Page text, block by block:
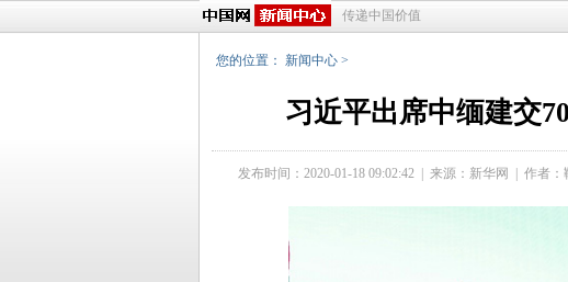
传递中国价值
您的位置： 新闻中心 >
习近平出席中缅建交
发布时间：2020-01-18 09:02:42 来源：新华网 作者：